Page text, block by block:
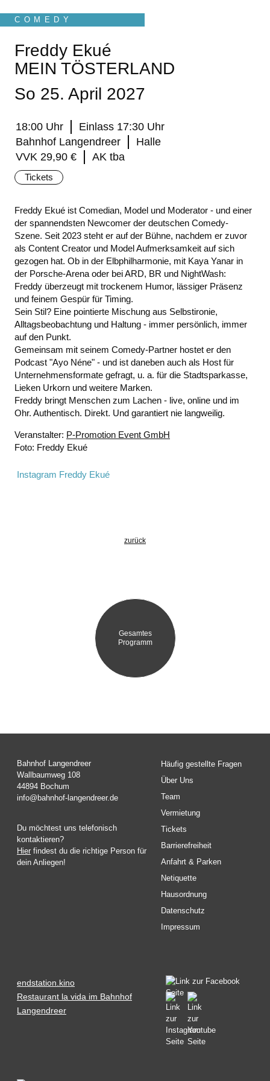
COMEDY
Freddy Ekué
MEIN TÖSTERLAND
So 25. April 2027
18:00 Uhr
Einlass 17:30 Uhr
Bahnhof Langendreer
Halle
VVK 29,90 €
AK tba
Tickets
Freddy Ekué ist Comedian, Model und Moderator - und einer
der spannendsten Newcomer der deutschen Comedy-
Szene. Seit 2023 steht er auf der Bühne, nachdem er zuvor
als Content Creator und Model Aufmerksamkeit auf sich
gezogen hat. Ob in der Elbphilharmonie, mit Kaya Yanar in
der Porsche-Arena oder bei ARD, BR und NightWash:
Freddy überzeugt mit trockenem Humor, lässiger Präsenz
und feinem Gespür für Timing.
Sein Stil? Eine pointierte Mischung aus Selbstironie,
Alltagsbeobachtung und Haltung - immer persönlich, immer
auf den Punkt.
Gemeinsam mit seinem Comedy-Partner hostet er den
Podcast "Ayo Néne" - und ist daneben auch als Host für
Unternehmensformate gefragt, u. a. für die Stadtsparkasse,
Lieken Urkorn und weitere Marken.
Freddy bringt Menschen zum Lachen - live, online und im
Ohr. Authentisch. Direkt. Und garantiert nie langweilig.
Veranstalter: P-Promotion Event GmbH
Foto: Freddy Ekué
Instagram Freddy Ekué
zurück
Gesamtes
Programm
Bahnhof Langendreer
Wallbaumweg 108
44894 Bochum
info@bahnhof-langendreer.de
Du möchtest uns telefonisch
kontaktieren?
Hier findest du die richtige Person für
dein Anliegen!
Häufig gestellte Fragen
Über Uns
Team
Vermietung
Tickets
Barrierefreiheit
Anfahrt & Parken
Netiquette
Hausordnung
Datenschutz
Impressum
endstation.kino
Restaurant la vida im Bahnhof
Langendreer